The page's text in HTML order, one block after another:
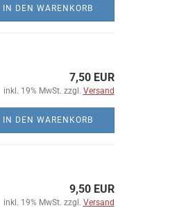
IN DEN WARENKORB
7,50 EUR
inkl. 19% MwSt. zzgl. Versand
IN DEN WARENKORB
9,50 EUR
inkl. 19% MwSt. zzgl. Versand